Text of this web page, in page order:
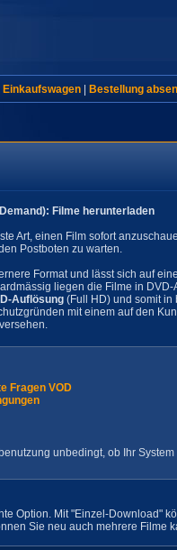
Einkaufswagen| Bestellung
Filme herunterladen
Art, einen Film sofort
Postboten zu warten.
Format und lässt sich auf
liegen die Filme in DVD-
Auflösung (Full HD) und somit in
mit einem auf den
Fragen VOD
unbedingt, ob Ihr
Option. Mit "Einzel-Download"
Sie neu auch mehrere Filme